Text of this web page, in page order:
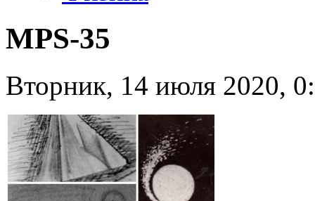
MPS-35
Вторник, 14 июля 2020,